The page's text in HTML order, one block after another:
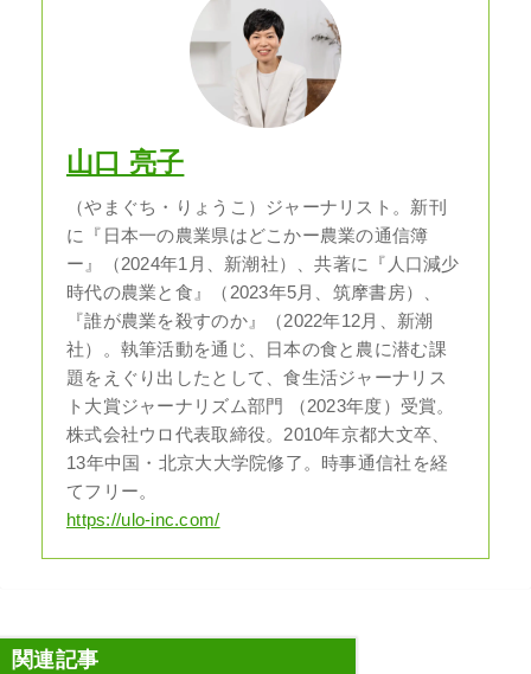
山口 亮子
（やまぐち・りょうこ）ジャーナリスト。新刊
に『日本一の農業県はどこかー農業の通信簿
ー』（2024年1月、新潮社）、共著に『人口減少
時代の農業と食』（2023年5月、筑摩書房）、
『誰が農業を殺すのか』（2022年12月、新潮
社）。執筆活動を通じ、日本の食と農に潜む課
題をえぐり出したとして、食生活ジャーナリス
ト大賞ジャーナリズム部門 （2023年度）受賞。
株式会社ウロ代表取締役。2010年京都大文卒、
13年中国・北京大大学院修了。時事通信社を経
てフリー。
https://ulo-inc.com/
関連記事